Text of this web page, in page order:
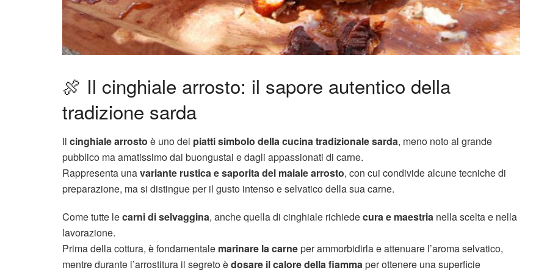
🍖 Il cinghiale arrosto: il sapore autentico della
tradizione sarda
Il cinghiale arrosto è uno dei piatti simbolo della cucina tradizionale sarda, meno noto al grande
pubblico ma amatissimo dai buongustai e dagli appassionati di carne.
Rappresenta unavariante rustica e saporita del maiale arrosto, con cui condivide alcune tecniche di
preparazione, ma si distingue per il gusto intenso e selvatico della sua carne.
Come tutte lecarni di selvaggina, anche quella di cinghiale richiedecura e maestria nella scelta e nella
lavorazione.
Prima della cottura, è fondamentale marinare la carneper ammorbidirla e attenuare l’aroma selvatico,
mentre durante l’arrostitura il segreto èdosare il calore della fiammaper ottenere una superficie